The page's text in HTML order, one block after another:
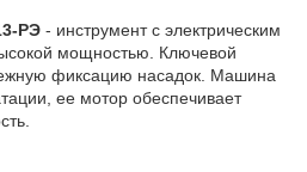
РЭ - инструмент с электрическим
мощностью. Ключевой
фиксацию насадок. Машина
ее мотор обеспечивает